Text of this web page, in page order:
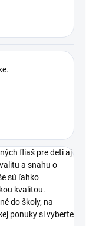
fliaš pre deti aj
a snahu o
sú ľahko
kvalitou.
do školy, na
ponuky si vyberte